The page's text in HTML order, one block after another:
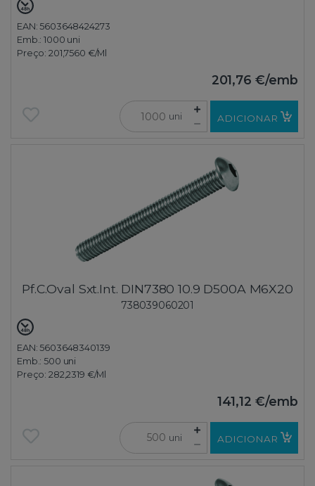
EAN: 5603648424273
Emb.:1000 uni
Preço: 201,7560 €/Ml
201,76 €/emb
uni ADICIONAR
Pf.C.Oval Sxt.Int. DIN7380 10.9 D500A M6X20
738039060201
EAN: 5603648340139
Emb.:500 uni
Preço: 282,2319 €/Ml
141,12 €/emb
uni ADICIONAR